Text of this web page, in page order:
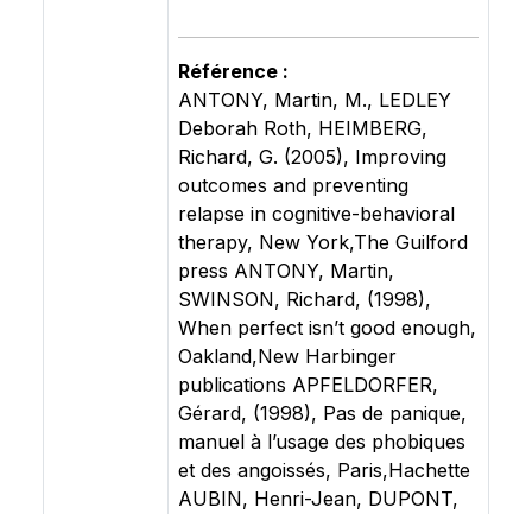
Référence :
ANTONY, Martin, M., LEDLEY
Deborah Roth, HEIMBERG,
Richard, G. (2005), Improving
outcomes and preventing
relapse in cognitive-behavioral
therapy, New York,The Guilford
press ANTONY, Martin,
SWINSON, Richard, (1998),
When perfect isn’t good enough,
Oakland,New Harbinger
publications APFELDORFER,
Gérard, (1998), Pas de panique,
manuel à l’usage des phobiques
et des angoissés, Paris,Hachette
AUBIN, Henri-Jean, DUPONT,